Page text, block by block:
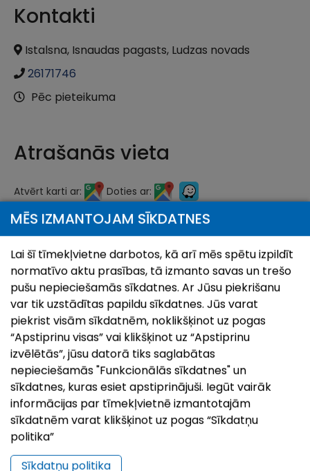
Kontakti
Istalsna, Isnaudas pagasts, Ludzas novads
26171746
Pēc pieteikuma
Atrašanās vieta
Atvērt karti ar: Doties ar:
+
−
MĒS IZMANTOJAM SĪKDATNES
Lai šī tīmekļvietne darbotos, kā arī mēs spētu izpildīt
normatīvo aktu prasības, tā izmanto savas un trešo
pušu nepieciešamās sīkdatnes. Ar Jūsu piekrišanu
var tik uzstādītas papildu sīkdatnes. Jūs varat
piekrist visām sīkdatnēm, noklikšķinot uz pogas
“Apstiprinu visas” vai klikšķinot uz “Apstiprinu
izvēlētās”, jūsu datorā tiks saglabātas
nepieciešamās "Funkcionālās sīkdatnes" un
sīkdatnes, kuras esiet apstiprinājuši. Iegūt vairāk
informācijas par tīmekļvietnē izmantotajām
sīkdatnēm varat klikšķinot uz pogas “Sīkdatņu
politika”
Sīkdatņu politika